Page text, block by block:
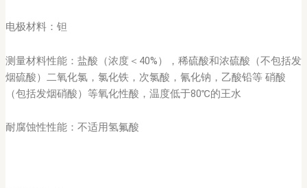
电极材料：钽
测量材料性能：盐酸（浓度＜40%），稀硫酸和浓硫酸（不包括发
烟硫酸）二氧化氯，氯化铁，次氯酸，氰化钠，乙酸铅等 硝酸
（包括发烟硝酸）等氧化性酸，温度低于80℃的王水
耐腐蚀性性能：不适用氢氟酸